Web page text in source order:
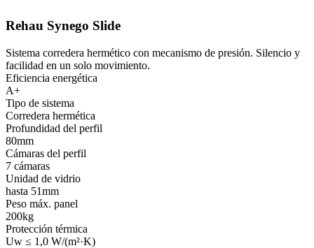
Rehau Synego Slide
Sistema corredera hermético con mecanismo de presión. Silencio y
facilidad en un solo movimiento.
Eficiencia energética
A+
Tipo de sistema
Corredera hermética
Profundidad del perfil
80mm
Cámaras del perfil
7 cámaras
Unidad de vidrio
hasta 51mm
Peso máx. panel
200kg
Protección térmica
Uw ≤ 1,0 W/(m²·K)